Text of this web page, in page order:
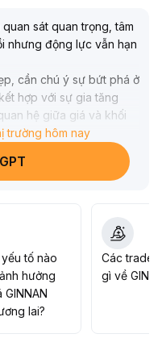
sát quan trọng, tâm
nhưng động lực vẫn hạn
cần chú ý sự bứt phá ở
hợp với sự gia tăng
hệ giữa giá và khối
sẽ là tín hiệu đảo chiều
nên vào lệnh từng
trường hôm nay
tố nào
hưởng
GINNAN
lai?
Các trader
gì về